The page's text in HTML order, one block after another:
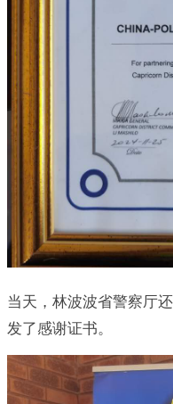
当天，林波波省警察厅
发了感谢证书。